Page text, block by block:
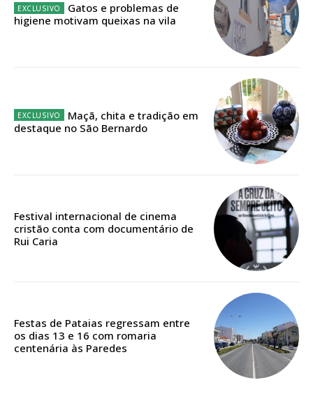
Acesso ao conteúdo online
Acesso aos conteúdos Exclusivos para
Escolha o plano
Gatos e problemas de
higiene motivam queixas na vila
Maçã, chita e tradição em
destaque no São Bernardo
Festival internacional de cinema
cristão conta com documentário de
Rui Caria
Festas de Pataias regressam entre
os dias 13 e 16 com romaria
centenária às Paredes